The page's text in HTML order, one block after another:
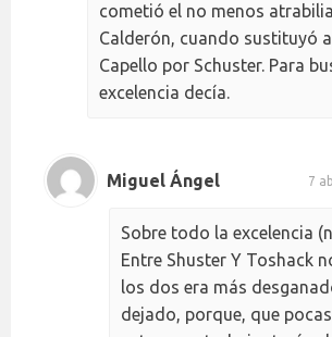
cometió el no menos
Calderón, cuando sustituyó a
Capello por Schuster. Para
excelencia decía.
Miguel Ángel 7
Sobre todo la excelencia
Entre Shuster Y Toshack
los dos era más
dejado, porque, que